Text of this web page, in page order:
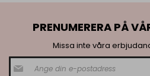
PRENUMERERA PÅ
Missa inte våra
S
i